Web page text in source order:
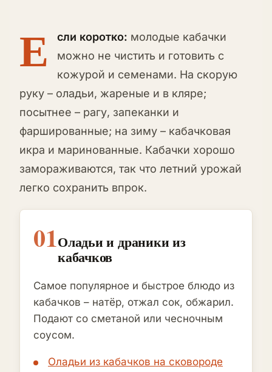
Е сли коротко: молодые кабачки
можно не чистить и готовить с
кожурой и семенами. На скорую
руку – оладьи, жареные и в кляре;
посытнее – рагу, запеканки и
фаршированные; на зиму – кабачковая
икра и маринованные. Кабачки хорошо
замораживаются, так что летний урожай
легко сохранить впрок.
01Оладьи и драники из
кабачков
Самое популярное и быстрое блюдо из
кабачков – натёр, отжал сок, обжарил.
Подают со сметаной или чесночным
соусом.
Оладьи из кабачков на сковороде